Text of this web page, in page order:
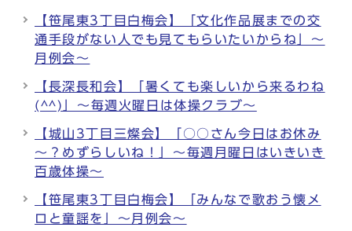
【笹尾東3丁目白梅会】「文化作品展までの交
通手段がない人でも見てもらいたいからね」～
月例会～
【長深長和会】「暑くても楽しいから来るわね
(^^)」～毎週火曜日は体操クラブ～
【城山3丁目三燦会】「○○さん今日はお休み
～？めずらしいね！」～毎週月曜日はいきいき
百歳体操～
【笹尾東3丁目白梅会】「みんなで歌おう懐メ
ロと童謡を」～月例会～